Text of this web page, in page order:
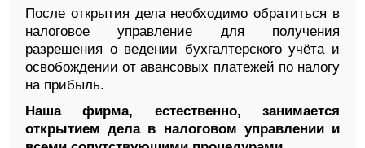
После открытия дела необходимо обратиться в
налоговое управление для получения
разрешения о ведении бухгалтерского учёта и
освобождении от авансовых платежей по налогу
на прибыль.
Наша фирма, естественно, занимается
открытием дела в налоговом управлении и